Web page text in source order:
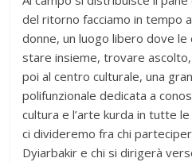
del ritorno facciamo in tempo
donne, un luogo libero dove
stare insieme, trovare
poi al centro culturale, una
polifunzionale dedicata a
cultura e l’arte kurda in tutte
ci divideremo fra chi
Dyiarbakir e chi si dirigerà